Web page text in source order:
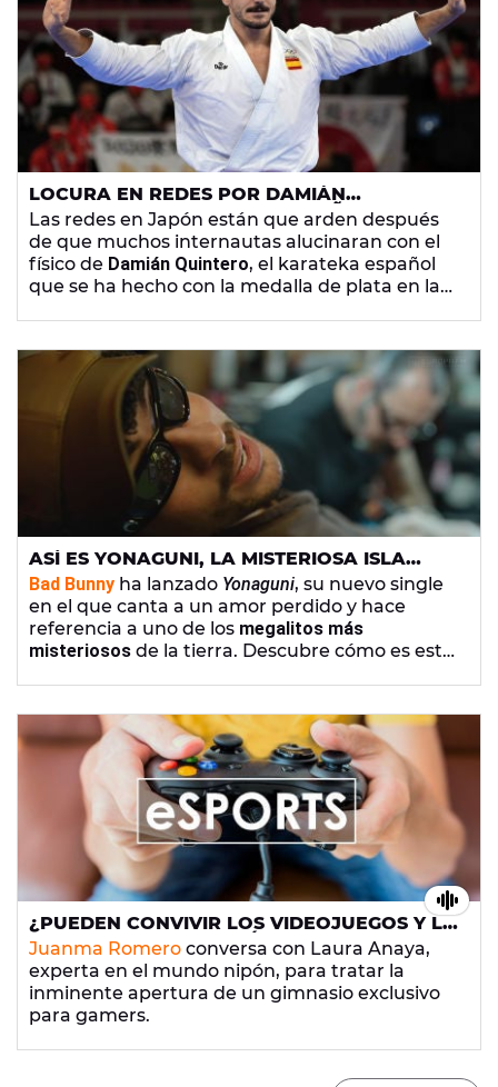
LOCURA EN REDES POR DAMIÁN
QUINTERO, EL KARATEKA ESPAÑOL QUE
ENAMORA A JAPÓN: "QUÉ GUAPO"
Las redes en Japón están que arden después
de que muchos internautas alucinaran con el
físico de Damián Quintero, el karateka español
que se ha hecho con la medalla de plata en la
ASÍ ES YONAGUNI, LA MISTERIOSA ISLA
SUMERGIDA A LA QUE BAD BUNNY CANTA
EN JAPONÉS
Bad Bunny ha lanzado Yonaguni, su nuevo single
en el que canta a un amor perdido y hace
referencia a uno de los megalitos más
misteriosos de la tierra. Descubre cómo es esta
¿PUEDEN CONVIVIR LOS VIDEOJUEGOS Y LA
VIDA FITNESS? EN JAPÓN HAY UN GIMNASIO
QUE PROPONE ALGO PARECIDO
Juanma Romero conversa con Laura Anaya,
experta en el mundo nipón, para tratar la
inminente apertura de un gimnasio exclusivo
para gamers.